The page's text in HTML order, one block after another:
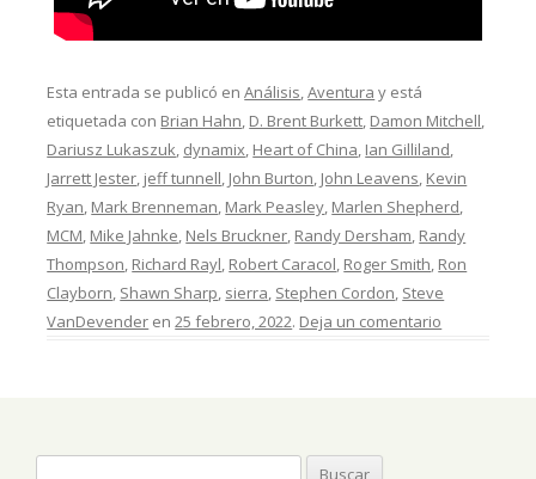
Esta entrada se publicó enAnálisis ,Aventura y está
etiquetada con Brian Hahn D. Brent Burkett Damon Mitchell
Dariusz Lukaszuk dynamix Heart of China Ian Gilliland
Jarrett Jester jeff tunnell John Burton John Leavens Kevin
Ryan Mark Brenneman Mark Peasley Marlen Shepherd
MCM Mike Jahnke Nels Bruckner Randy Dersham Randy
Thompson Richard Rayl Robert Caracol Roger Smith Ron
Clayborn Shawn Sharp sierra Stephen Cordon Steve
VanDevender en25 febrero, 2022. Deja un comentario